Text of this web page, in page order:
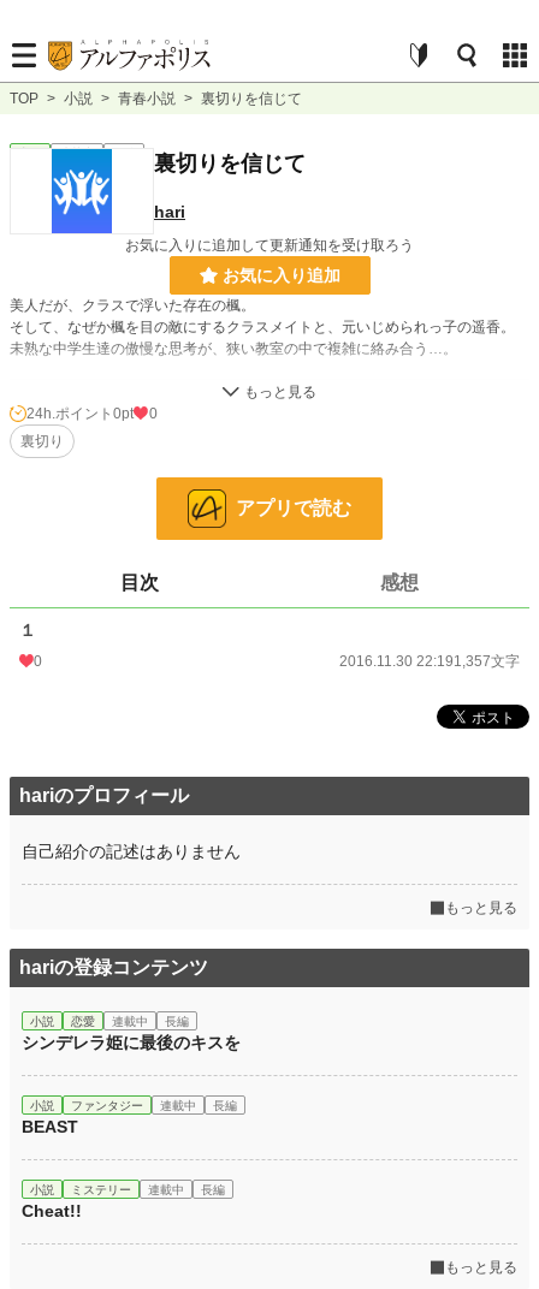
TOP > 小説 > 青春小説 > 裏切りを信じて
連載中 裏切りを信じて
hari
お気に入りに追加して更新通知を受け取ろう
お気に入り追加
美人だが、クラスで浮いた存在の楓。
そして、なぜか楓を目の敵にするクラスメイトと、元いじめられっ子の遥香。
未熟な中学生達の傲慢な思考が、狭い教室の中で複雑に絡み合う…。
228,851 位 / 228,851 件
青春
更新日時 2016.11.30 22:19
初回公開日時
年間ポイント 112 pt (138,758 位)
24h.ポイント 0pt
0
裏切り
アプリで読む
目次 感想
１
0 2016.11.30 22:191,357文字
hariのプロフィール
自己紹介の記述はありません
もっと見る
hariの登録コンテンツ
小説 恋愛 連載中 長編
シンデレラ姫に最後のキスを
小説 ファンタジー 連載中 長編
BEAST
小説 ミステリー 連載中 長編
Cheat!!
もっと見る